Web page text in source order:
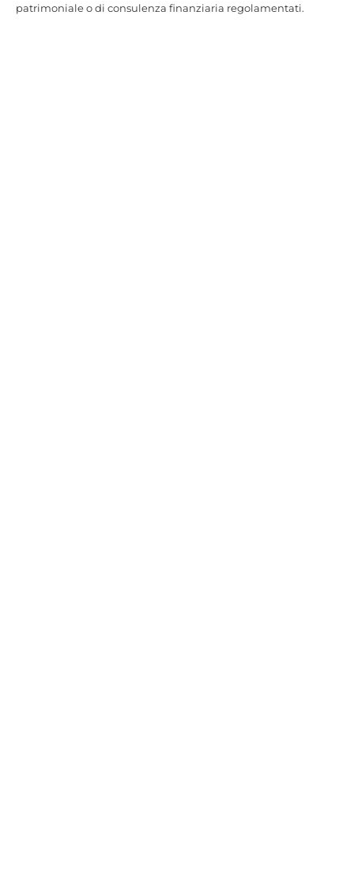
patrimoniale o di consulenza finanziaria regolamentati.